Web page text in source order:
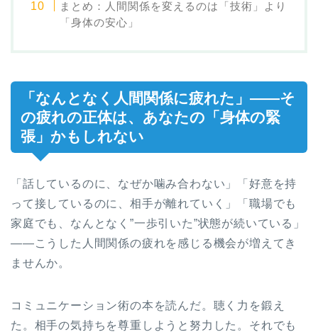
まとめ：人間関係を変えるのは「技術」より
「身体の安心」
「なんとなく人間関係に疲れた」——そ
の疲れの正体は、あなたの「身体の緊
張」かもしれない
「話しているのに、なぜか噛み合わない」「好意を持
って接しているのに、相手が離れていく」「職場でも
家庭でも、なんとなく”一歩引いた”状態が続いている」
——こうした人間関係の疲れを感じる機会が増えてき
ませんか。
コミュニケーション術の本を読んだ。聴く力を鍛え
た。相手の気持ちを尊重しようと努力した。それでも